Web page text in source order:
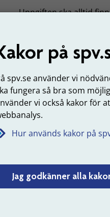
på
spv.se använder vi
fungera så bra som
vi också kakor för
Hur används kakor på
Jag godkänner alla
Uppgiften ska alltid
Vad används
PSA-premien
ersättning vid
arbetsgivares hela
Senast uppdaterad: 2024-03-
Tyck till